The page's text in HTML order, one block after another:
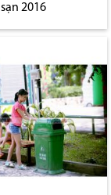
sạn 2016